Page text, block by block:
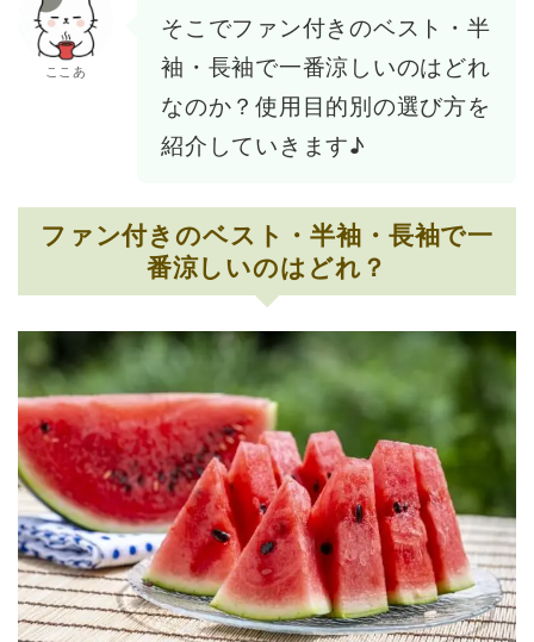
ここあ
そこでファン付きのベスト・半
袖・長袖で一番涼しいのはどれ
なのか？使用目的別の選び方を
紹介していきます♪
ファン付きのベスト・半袖・長袖で一
番涼しいのはどれ？